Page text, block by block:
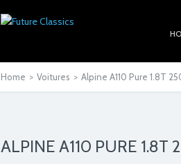
Home > Voitures > Alpine A110 Pure 1.8T
ALPINE A110 PURE 1.8T